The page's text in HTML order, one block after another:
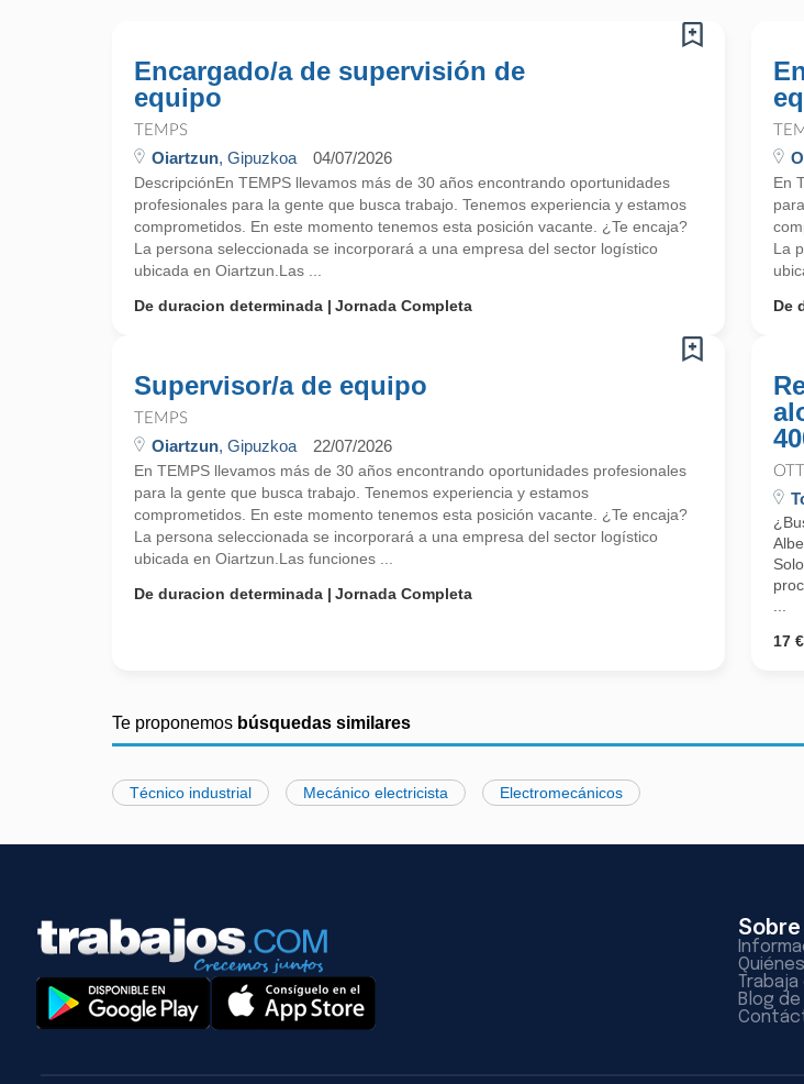
Encargado/a de supervisión de
equipo
TEMPS
Oiartzun, Gipuzkoa 04/07/2026
DescripciónEn TEMPS llevamos más de 30 años encontrando oportunidades
profesionales para la gente que busca trabajo. Tenemos experiencia y estamos
comprometidos. En este momento tenemos esta posición vacante. ¿Te encaja?
La persona seleccionada se incorporará a una empresa del sector logístico
ubicada en Oiartzun.Las ...
De duracion determinada
Jornada Completa
En
La
De
Supervisor/a de equipo
TEMPS
Oiartzun, Gipuzkoa 22/07/2026
En TEMPS llevamos más de 30 años encontrando oportunidades profesionales
para la gente que busca trabajo. Tenemos experiencia y estamos
comprometidos. En este momento tenemos esta posición vacante. ¿Te encaja?
La persona seleccionada se incorporará a una empresa del sector logístico
ubicada en Oiartzun.Las funciones ...
De duracion determinada
Jornada Completa
17
Te proponemos búsquedas similares
Técnico industrial Mecánico electricista Electromecánicos
Blog